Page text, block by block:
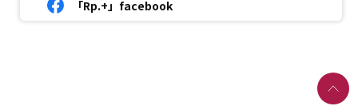
「Rp.+」facebook